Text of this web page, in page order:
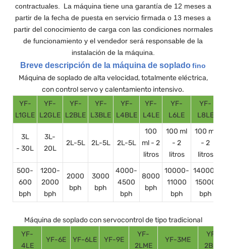
contractuales.
La máquina tiene una garantía de 12 meses a
partir de la fecha de puesta en servicio firmada o 13 meses a
partir del conocimiento de carga con las condiciones normales
de funcionamiento y el vendedor será responsable de la
instalación de la máquina.
Breve descripción de la máquina de sopladofino
Máquina de soplado de alta velocidad, totalmente eléctrica,
con control servo y calentamiento intensivo.
YF-
L1GLE
YF-
L2GLE
YF-
L2BLE
YF-
L3BLE
YF-
L4BLE
YF-
L4LE
YF-
L6LE
YF-
L8LE
3L
- 30L
3L-
20L
2L-5L 2L-5L 2L-5L
100
ml - 2
litros
100 ml
- 2
litros
100 ml
- 2
litros
500-
600
bph
1200-
2000
bph
2000
bph
3000
bph
4000-
4500
bph
8000
bph
10000-
11000
bph
14000-
15000
bph
Máquina de soplado con servocontrol de tipo tradicional
YF-
4LE
YF-6E YF-6LE YF-9E
YF-
2LME
YF-3ME
YF-
2BLE